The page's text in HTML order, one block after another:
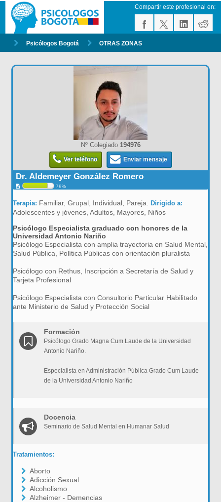
Compartir este profesional en:
Psicólogos Bogotá OTRAS ZONAS
Nº Colegiado 194976
Ver teléfono Enviar mensaje
Dr. Aldemeyer González Romero
79%
Terapia: Familiar, Grupal, Individual, Pareja.Dirigido a:
Adolescentes y jóvenes, Adultos, Mayores, Niños
Psicólogo Especialista graduado con honores de la
Universidad Antonio Nariño
Psicólogo Especialista con amplia trayectoria en Salud Mental,
Salud Pública, Política Públicas con orientación pluralista
Psicólogo con Rethus, Inscripción a Secretaría de Salud y
Tarjeta Profesional
Psicólogo Especialista con Consultorio Particular Habilitado
ante Ministerio de Salud y Protección Social
Formación
Psicólogo Grado Magna Cum Laude de la Universidad
Antonio Nariño.
Especialista en Administración Pública Grado Cum Laude
de la Universidad Antonio Nariño
Docencia
Seminario de Salud Mental en Humanar Salud
Tratamientos:
Aborto
Adicción Sexual
Alcoholismo
Alzheimer - Demencias